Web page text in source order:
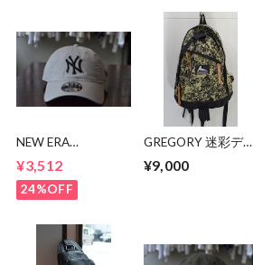
NEW ERA
¥3,512
24%OFF
GREGORY 迷彩デイ
¥9,000